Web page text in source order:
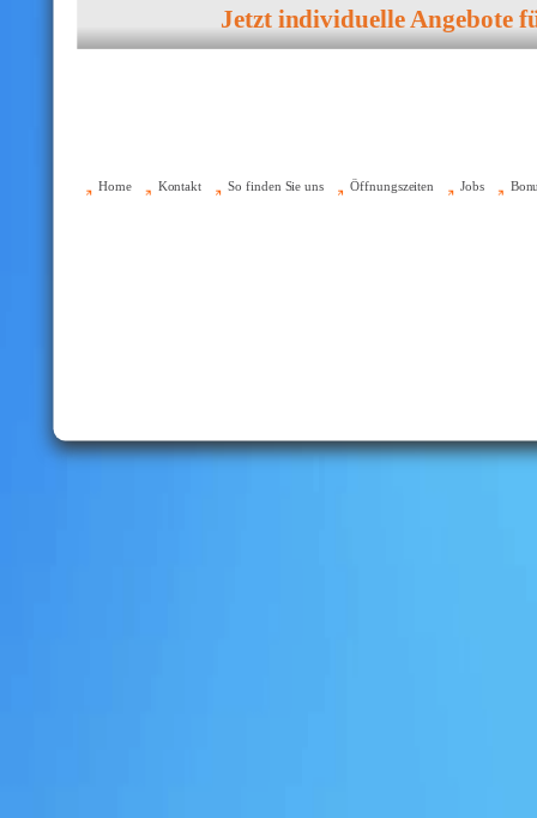
Home Kontakt So finden Sie uns Öffnungszeiten Jobs